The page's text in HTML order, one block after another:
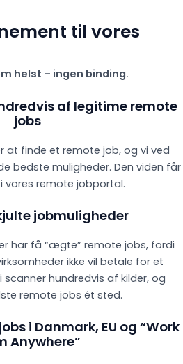
til vores
helst – ingen binding.
af legitime remote
jobs
at finde et remote job, og vi ved
bedste muligheder. Den viden får
vores remote jobportal.
jobmuligheder
har få “ægte” remote jobs, fordi
ikke vil betale for et
hundredvis af kilder, og
remote jobs ét sted.
i Danmark, EU og “Work
Anywhere”